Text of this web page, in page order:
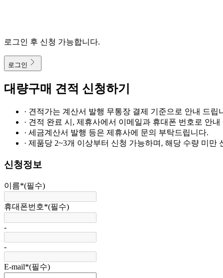
로그인 후 신청 가능합니다.
로그인
대량구매 견적 신청하기
· 견적가는 계산서 발행 무통장 결제 기준으로 안내 드립
· 견적 완료 시, 제휴사에서 이메일과 휴대폰 번호로 안내
· 세금계산서 발행 등은 제휴사에 문의 부탁드립니다.
· 제품당 2~3개 이상부터 신청 가능하며, 해당 수량 미만
신청정보
이름*(필수)
휴대폰번호*(필수)
-
-
E-mail*(필수)